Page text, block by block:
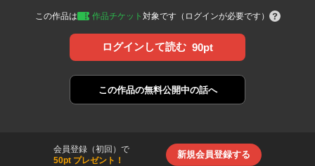
この作品は 作品チケット 対象です（ログインが必要です）
ログインして読む 90pt
この作品の無料公開中の話へ
会員登録（初回）で
50pt プレゼント！
新規会員登録する